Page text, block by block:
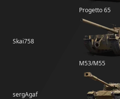
Progetto 65
Skai758
M53/M55
sergAgaf